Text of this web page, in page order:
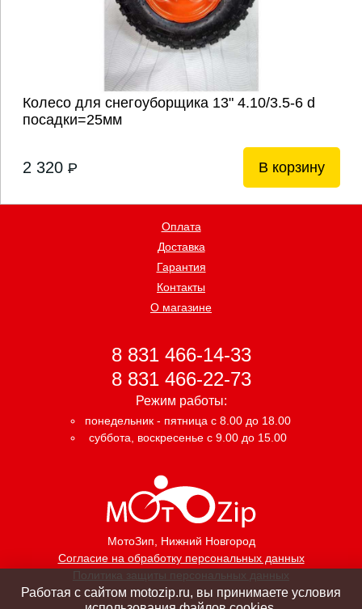
Колесо для снегоуборщика 13" 4.10/3.5-6 d
посадки=25мм
2 320 P В корзину
МотоЗип, Нижний Новгород
Согласие на обработку персональных данных
Политика защиты персональных данных
Оплата
Доставка
Гарантия
Контакты
О магазине
8 831 466-14-33
8 831 466-22-73
Режим работы:
понедельник - пятница с 8.00 до 18.00
суббота, воскресенье с 9.00 до 15.00
Работая с сайтом motozip.ru, вы принимаете условия